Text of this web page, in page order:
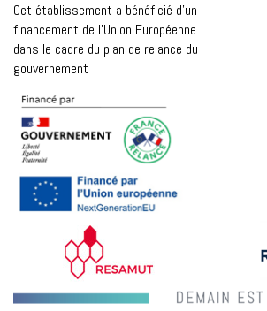
Cet établissement a bénéficié d’un
financement de l’Union Européenne
dans le cadre du plan de relance du
gouvernement